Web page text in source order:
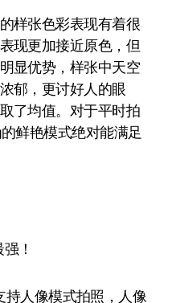
张色彩表现有着很
现更加接近原色，但
显优势，样张中天空
郁，更讨好人的眼
了均值。对于平时拍
鲜艳模式绝对能满足
人像模式拍照，人像